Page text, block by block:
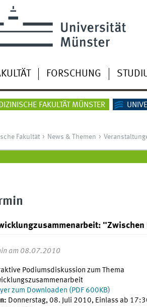
FORSCHUNG
FAKULTÄT MÜNSTER
Fakultät News & Themen
am 08.07.2010
Podiumsdiskussion zum Thema
zum Downloaden (PDF 600KB)
Donnerstag, 08. Juli 2010, Einlass ab